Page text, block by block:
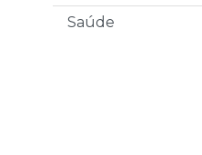
Saúde